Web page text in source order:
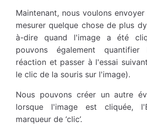
Maintenant, nous voulons
mesurer quelque chose de plus
à-dire quand l'image a été
pouvons également
réaction et passer à l'essai
le clic de la souris sur l'image).
Nous pouvons créer un autre
lorsque l'image est cliquée,
marqueur de ‘clic’.